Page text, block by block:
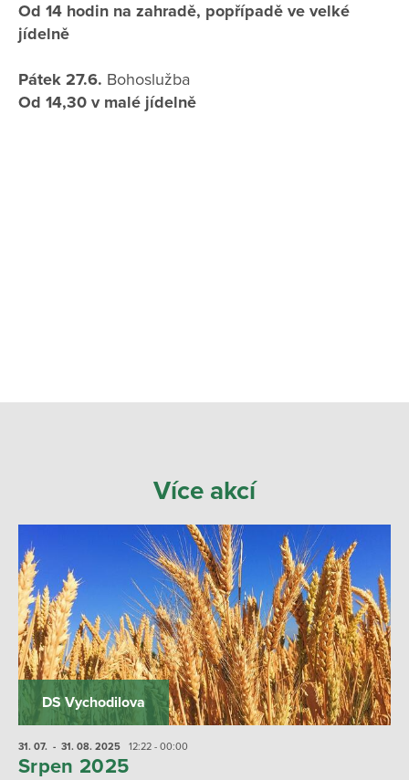
Od 14 hodin na zahradě, popřípadě ve velké
jídelně
Pátek 27.6. Bohoslužba
Od 14,30 v malé jídelně
Více akcí
DS Vychodilova
31. 07. - 31. 08. 2025 12:22 - 00:00
Srpen 2025